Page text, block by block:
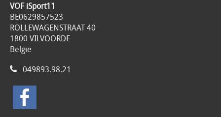
VOF iSport11
BE0629857523
ROLLEWAGENSTRAAT 40
1800 VILVOORDE
België
049893.98.21